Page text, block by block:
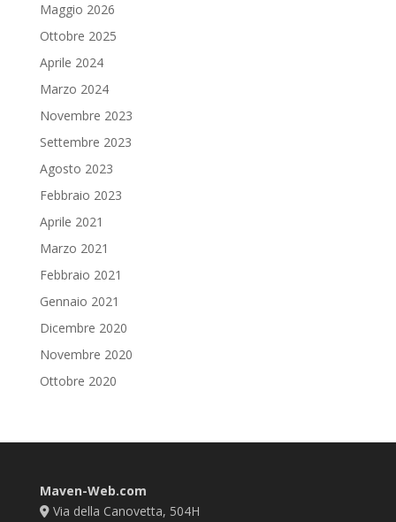
Maggio 2026
Ottobre 2025
Aprile 2024
Marzo 2024
Novembre 2023
Settembre 2023
Agosto 2023
Febbraio 2023
Aprile 2021
Marzo 2021
Febbraio 2021
Gennaio 2021
Dicembre 2020
Novembre 2020
Ottobre 2020
Maven-Web.com
Via della Canovetta, 504H